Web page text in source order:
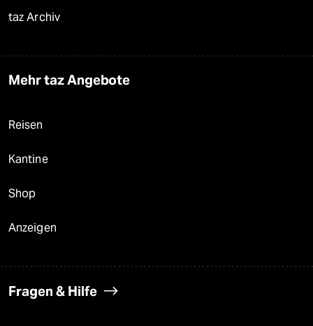
taz Archiv
Mehr taz Angebote
Reisen
Kantine
Shop
Anzeigen
Fragen & Hilfe